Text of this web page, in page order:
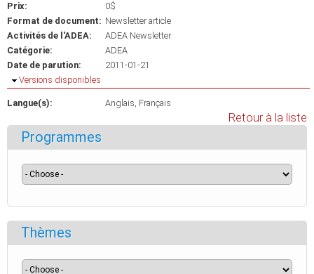
Prix:
0$
Format de document: Newsletter article
Activités de l'ADEA:
ADEA Newsletter
Catégorie:
ADEA
Date de parution:
2011-01-21
Masquer
Versions disponibles
Langue(s): Anglais Français
Retour à la liste
Programmes
Thèmes